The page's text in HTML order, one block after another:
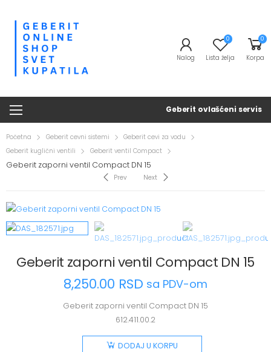
Nalog
0
Lista želja
0
Korpa
Geberit ovlašćeni servis
Početna Geberit cevni sistemi
Geberit cevi za vodu
Geberit kuglični ventili
Geberit ventil Compact
Geberit zaporni ventil Compact DN 15
Prev Next
Geberit zaporni ventil Compact DN 15
8,250.00 RSD sa PDV-om
Geberit zaporni ventil Compact DN 15
612.411.00.2
DODAJ U KORPU